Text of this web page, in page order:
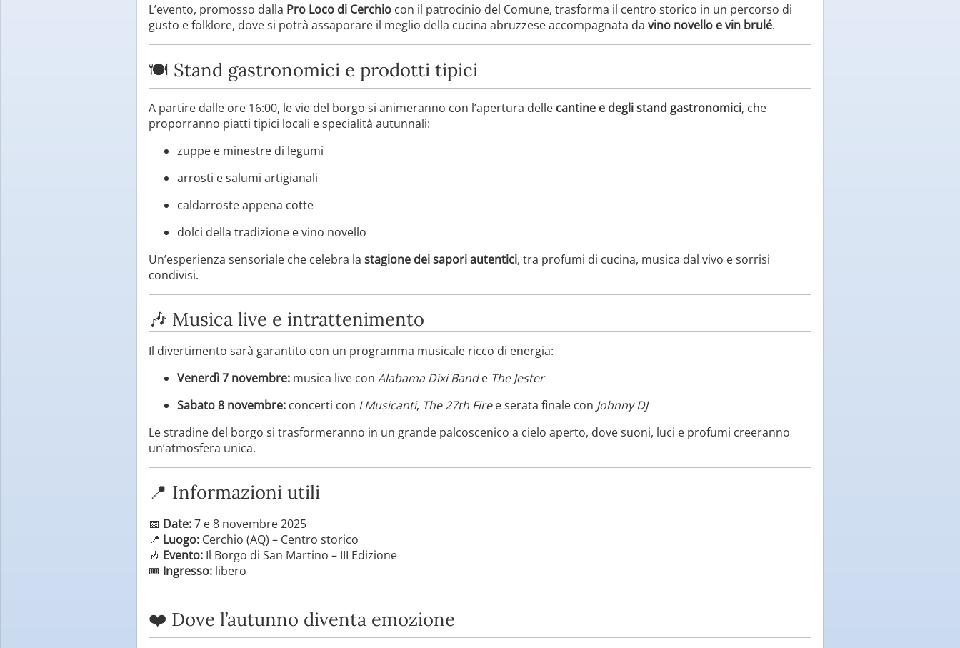
L’evento, promosso dalla Pro Loco di Cerchio con il patrocinio del Comune, trasforma il centro storico in un percorso di
gusto e folklore, dove si potrà assaporare il meglio della cucina abruzzese accompagnata da vino novello e vin brulé.
🍽️ Stand gastronomici e prodotti tipici
A partire dalle ore 16:00, le vie del borgo si animeranno con l’apertura delle cantine e degli stand gastronomici, che
proporranno piatti tipici locali e specialità autunnali:
zuppe e minestre di legumi
arrosti e salumi artigianali
caldarroste appena cotte
dolci della tradizione e vino novello
Un’esperienza sensoriale che celebra la stagione dei sapori autentici, tra profumi di cucina, musica dal vivo e sorrisi
condivisi.
🎶 Musica live e intrattenimento
Il divertimento sarà garantito con un programma musicale ricco di energia:
Venerdì 7 novembre: musica live con Alabama Dixi Bande The Jester
Sabato 8 novembre: concerti con I Musicanti, The 27th Firee serata finale con Johnny DJ
Le stradine del borgo si trasformeranno in un grande palcoscenico a cielo aperto, dove suoni, luci e profumi creeranno
un’atmosfera unica.
📍 Informazioni utili
📅 Date:7 e 8 novembre 2025
📍 Luogo: Cerchio (AQ) – Centro storico
🎶 Evento: Il Borgo di San Martino – III Edizione
🎟️ Ingresso: libero
❤️ Dove l’autunno diventa emozione